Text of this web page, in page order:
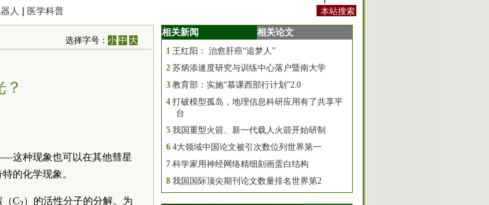
人 医学科普
选择字号：小 中 大
这种现象也可以在其他彗星
的化学现象。
（C ）的活性分子的分解。为
相关新闻 相关论文
1 王红阳： 治愈肝癌“追梦人”
2 苏炳添速度研究与训练中心落户暨南大学
3 教育部：实施“慕课西部行计划”2.0
4 打破模型孤岛，地理信息科研应用有了共享平
台
5 我国重型火箭、新一代载人火箭开始研制
6 4大领域中国论文被引次数位列世界第一
7 科学家用神经网络精细刻画蛋白结构
8 我国国际顶尖期刊论文数量排名世界第2